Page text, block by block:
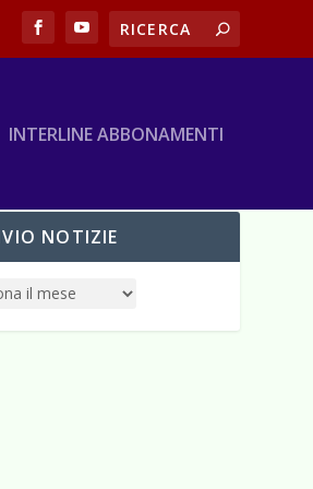
INTERLINE ABBONAMENTI
NOTIZIE